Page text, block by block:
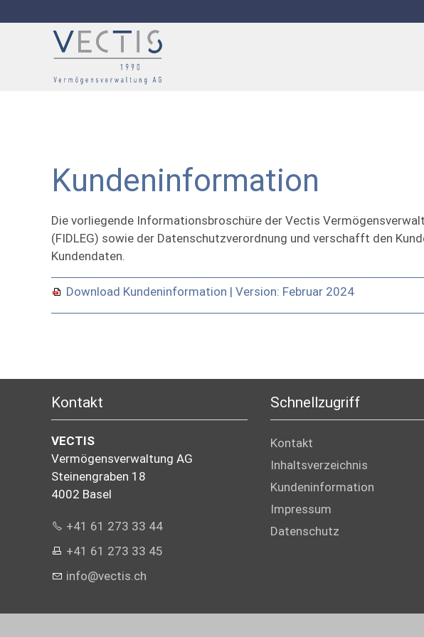
Kundeninformation
Die vorliegende Informationsbroschüre der Vectis
(FIDLEG) sowie der Datenschutzverordnung und verschafft den
Kundendaten.
Download Kundeninformation | Version: Februar 2024
Kontakt
VECTIS
Vermögensverwaltung AG
Steinengraben 18
4002 Basel
+41 61 273 33 44
+41 61 273 33 45
info@vectis.ch
Schnellzugriff
Kontakt
Inhaltsverzeichnis
Kundeninformation
Impressum
Datenschutz